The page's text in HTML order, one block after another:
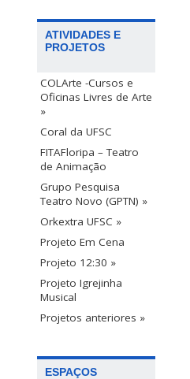
ATIVIDADES E
PROJETOS
COLArte -Cursos e
Oficinas Livres de Arte
»
Coral da UFSC
FITAFloripa – Teatro
de Animação
Grupo Pesquisa
Teatro Novo (GPTN) »
Orkextra UFSC »
Projeto Em Cena
Projeto 12:30 »
Projeto Igrejinha
Musical
Projetos anteriores »
ESPAÇOS